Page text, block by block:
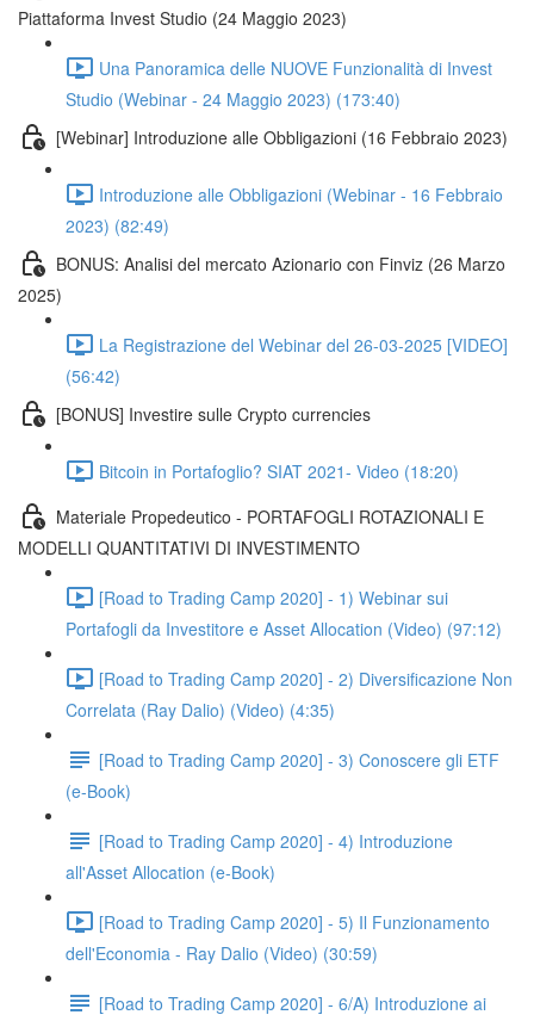
Piattaforma Invest Studio (24 Maggio 2023)
Una Panoramica delle NUOVE Funzionalità di Invest
Studio (Webinar - 24 Maggio 2023) (173:40)
[Webinar] Introduzione alle Obbligazioni (16 Febbraio 2023)
Introduzione alle Obbligazioni (Webinar - 16 Febbraio
2023) (82:49)
BONUS: Analisi del mercato Azionario con Finviz (26 Marzo
2025)
La Registrazione del Webinar del 26-03-2025 [VIDEO]
(56:42)
[BONUS] Investire sulle Crypto currencies
Bitcoin in Portafoglio? SIAT 2021- Video (18:20)
Materiale Propedeutico - PORTAFOGLI ROTAZIONALI E
MODELLI QUANTITATIVI DI INVESTIMENTO
[Road to Trading Camp 2020] - 1) Webinar sui
Portafogli da Investitore e Asset Allocation (Video) (97:12)
[Road to Trading Camp 2020] - 2) Diversificazione Non
Correlata (Ray Dalio) (Video) (4:35)
[Road to Trading Camp 2020] - 3) Conoscere gli ETF
(e-Book)
[Road to Trading Camp 2020] - 4) Introduzione
all'Asset Allocation (e-Book)
[Road to Trading Camp 2020] - 5) Il Funzionamento
dell'Economia - Ray Dalio (Video) (30:59)
[Road to Trading Camp 2020] - 6/A) Introduzione ai